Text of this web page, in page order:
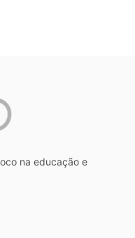
na educação e